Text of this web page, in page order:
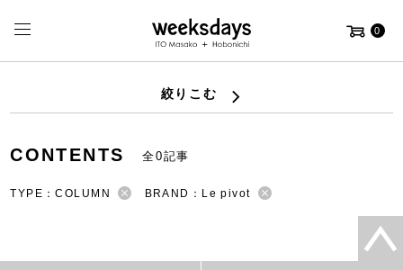
0
絞りこむ
CONTENTS 全0記事
TYPE：COLUMN BRAND：Le pivot